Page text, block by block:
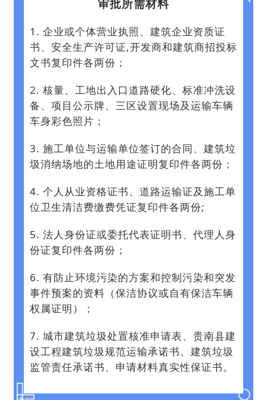
审批所需材料
1. 企业或个体营业执照、建筑企业资质证
书、安全生产许可证,开发商和建筑商招投标
文书复印件各两份；
2. 核量、工地出入口道路硬化、标准冲洗设
备、项目公示牌、三区设置现场及运输车辆
车身彩色照片；
3. 施工单位与运输单位签订的合同、建筑垃
圾消纳场地的土地用途证明复印件各两份；
4. 个人从业资格证书、道路运输证及施工单
位卫生清洁费缴费凭证复印件各两份;
5. 法人身份证或委托代表证明书、代理人身
份证复印件各两份；
6. 有防止环境污染的方案和控制污染和突发
事件预案的资料（保洁协议或自有保洁车辆
权属证明）；
7. 城市建筑垃圾处置核准申请表、贵南县建
设工程建筑垃圾规范运输承诺书、建筑垃圾
监管责任承诺书、申请材料真实性保证书。‍